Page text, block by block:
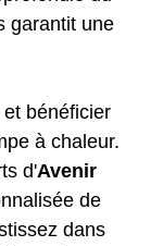
garantit une
bénéficier
à chaleur.
d'Avenir
de
dans